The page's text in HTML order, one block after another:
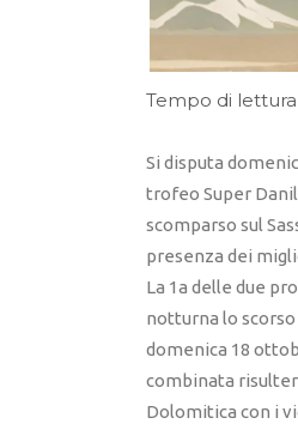
Tempo di
Si disputa
trofeo Super
scomparso sul
presenza dei
La 1a delle due
notturna lo scorso
domenica 18
combinata
Dolomitica con i